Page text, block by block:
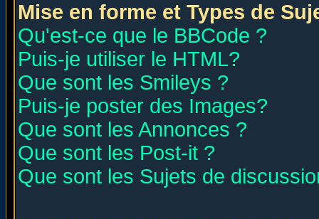
Mise en forme et Types de
Qu'est-ce que le BBCode ?
Puis-je utiliser le HTML?
Que sont les Smileys ?
Puis-je poster des Images?
Que sont les Annonces ?
Que sont les Post-it ?
Que sont les Sujets de